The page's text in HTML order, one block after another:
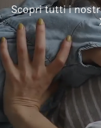
Scopri tutti i